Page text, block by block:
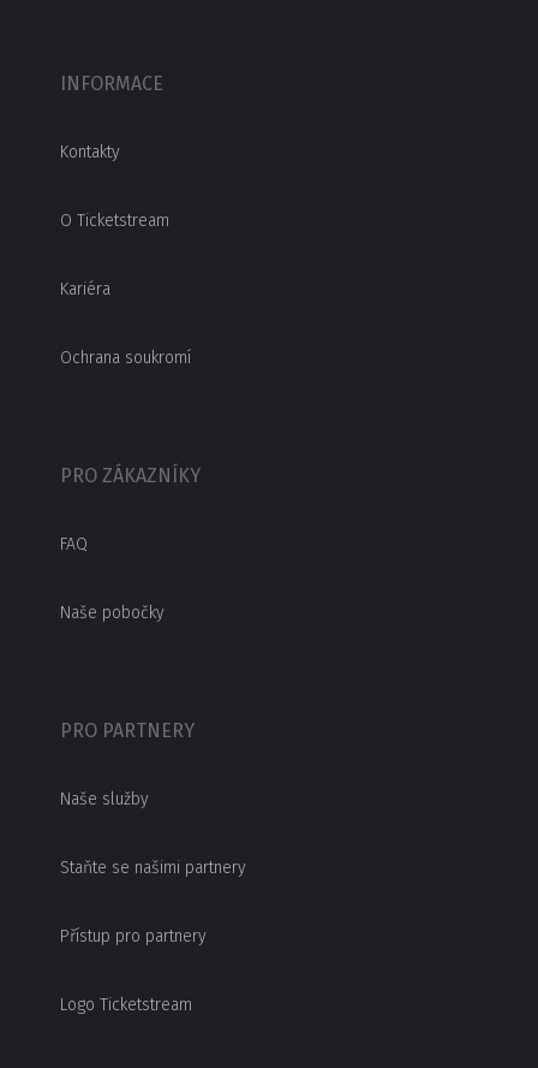
INFORMACE
Kontakty
O Ticketstream
Kariéra
Ochrana soukromí
PRO ZÁKAZNÍKY
FAQ
Naše pobočky
PRO PARTNERY
Naše služby
Staňte se našimi partnery
Přístup pro partnery
Logo Ticketstream